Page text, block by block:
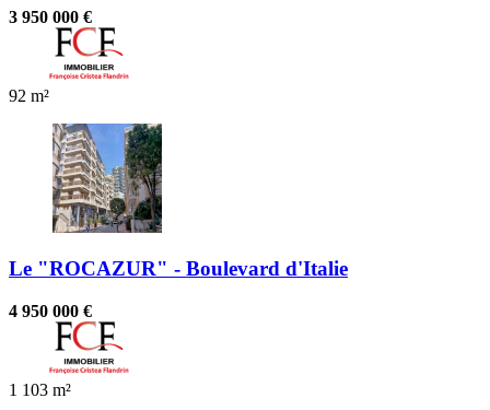
3 950 000 €
92 m²
Le "ROCAZUR" - Boulevard d'Italie
4 950 000 €
1 103 m²